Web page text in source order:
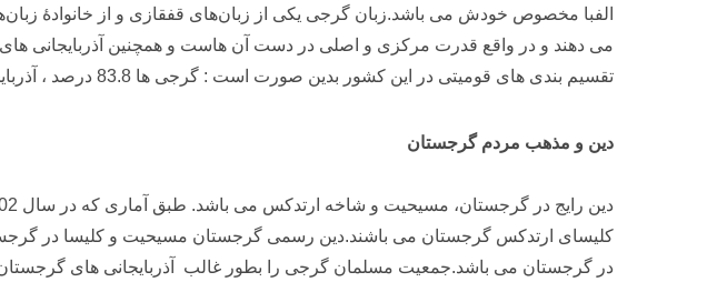
الفبا مخصوص خودش می باشد.زبان گرجی یکی از زبان‌های قفقازی و از خانوادهٔ
می دهند و در واقع قدرت مرکزی و اصلی در دست آن هاست و همچنین آذربایجانی
تقسیم بندی های قومیتی در این کشور بدین صورت است : گرجی‌ ها 83.8 درصد ، آذربایجانی‌ها 6.5 درصد ، ارمنی‌ها 5.7 درصد ، روس‌ها 1.5 درصد و 1.8 درصد سایر اقوام.
دین و مذهب مردم گرجستان
کلیسای ارتدکس گرجستان می باشند.دین رسمی گرجستان مسیحیت و کلیسا در
در گرجستان می باشد.جمعیت مسلمان گرجی را بطور غالب آذربایجانی های گرجستان